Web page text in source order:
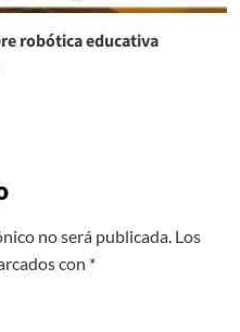
robótica educativa
no será publicada. Los
con *